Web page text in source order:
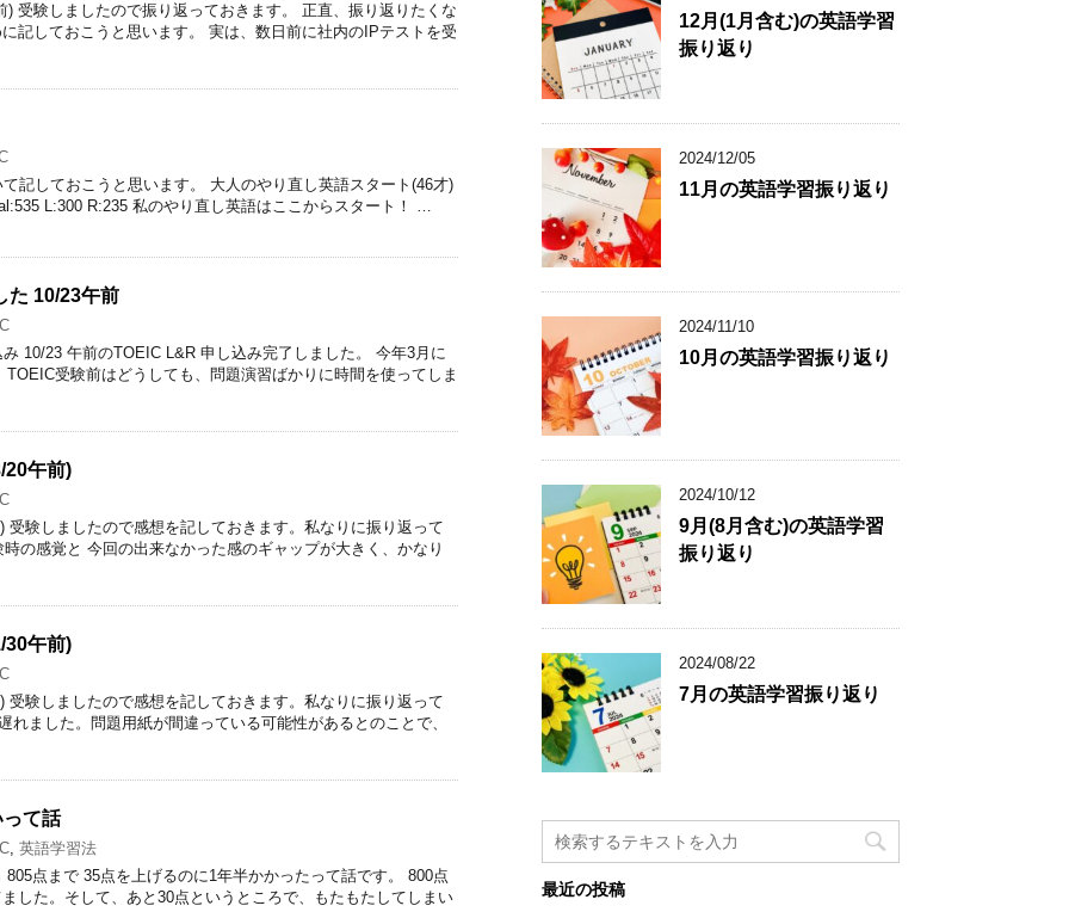
) 受験しましたので振り返っておきます。 正直、振り返りたくな
記しておこうと思います。 実は、数日前に社内のIPテストを受
記しておこうと思います。 大人のやり直し英語スタート(46才)
L:300 R:235 私のやり直し英語はここからスタート！ …
た 10/23午前
10/23 午前のTOEIC L&R 申し込み完了しました。 今年3月に
受験前はどうしても、問題演習ばかりに時間を使ってしま
20午前)
受験しましたので感想を記しておきます。私なりに振り返って
の感覚と 今回の出来なかった感のギャップが大きく、かなり
30午前)
受験しましたので感想を記しておきます。私なりに振り返って
れました。問題用紙が間違っている可能性があるとのことで、
て話
, 英語学習法
点まで 35点を上げるのに1年半かかったって話です。 800点
した。そして、あと30点というところで、もたもたしてしまい
12月(1月含む)の英語学習
振り返り
2024/12/05
11月の英語学習振り返り
2024/11/10
10月の英語学習振り返り
2024/10/12
9月(8月含む)の英語学習
振り返り
2024/08/22
7月の英語学習振り返り
最近の投稿